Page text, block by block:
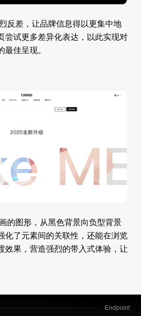
反差，让品牌信息得以更集中地
尝试更多差异化表达，以此实现对
最佳呈现。
的图形，从黑色背景向负型背景
化了元素间的关联性，还能在浏览
效果，营造强烈的带入式体验，让
Endpoint